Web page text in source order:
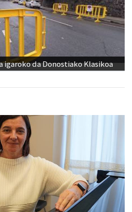
da Donostiako Klasikoa